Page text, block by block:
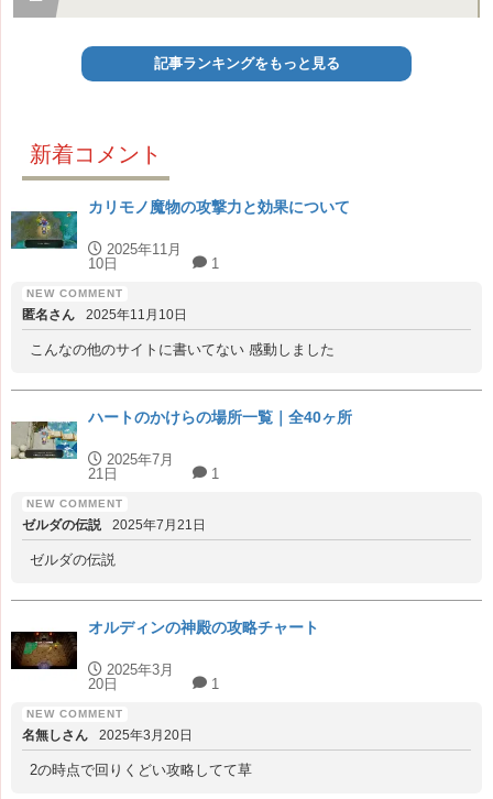
記事ランキングをもっと見る
新着コメント
カリモノ魔物の攻撃力と効果について
2025年11月
10日
1
匿名さん 2025年11月10日
こんなの他のサイトに書いてない 感動しました
ハートのかけらの場所一覧｜全40ヶ所
2025年7月
21日
1
ゼルダの伝説 2025年7月21日
ゼルダの伝説
オルディンの神殿の攻略チャート
2025年3月
20日
1
名無しさん 2025年3月20日
2の時点で回りくどい攻略してて草